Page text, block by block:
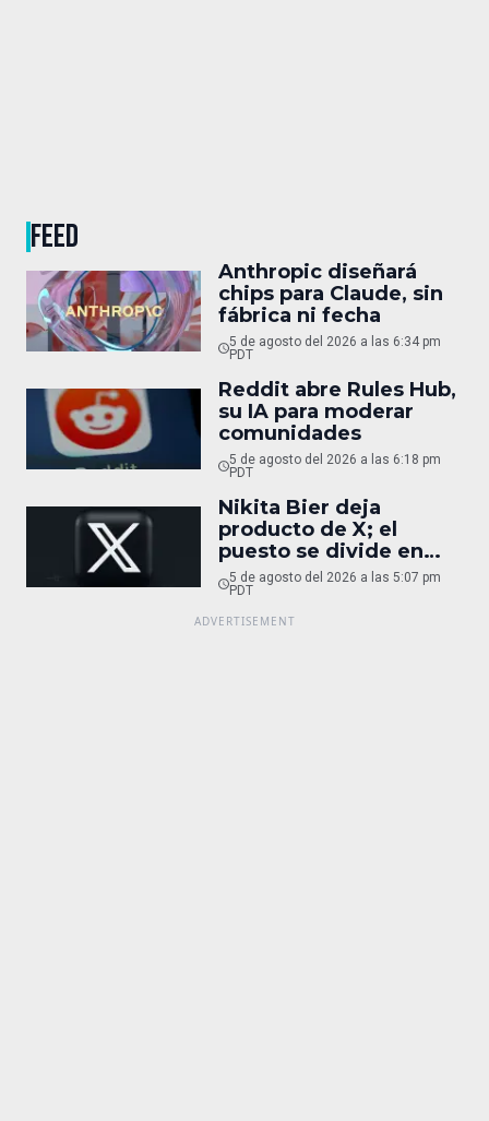
FEED
Anthropic diseñará
chips para Claude, sin
fábrica ni fecha
5 de agosto del 2026 a las 6:34 pm
PDT
Reddit abre Rules Hub,
su IA para moderar
comunidades
5 de agosto del 2026 a las 6:18 pm
PDT
Nikita Bier deja
producto de X; el
puesto se divide en
tres
5 de agosto del 2026 a las 5:07 pm
PDT